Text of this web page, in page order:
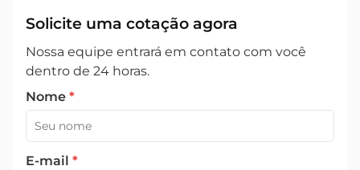
Solicite uma cotação agora
Nossa equipe entrará em contato com você
dentro de 24 horas.
Nome *
E-mail *